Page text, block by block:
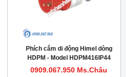
Phích cắm di động Himel dòng
HDPM - Model HDPM416IP44
0909.067.950 Ms.Châu